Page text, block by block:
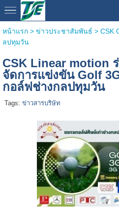
หน้าแรก> ข่าวประชาสัมพันธ์ > CSK
ลปทุมวัน
CSK Linear motion
จัดการแข่งขัน Golf
กอล์ฟช่างกลปทุมวัน
Tags: ข่าวสารบริษัท